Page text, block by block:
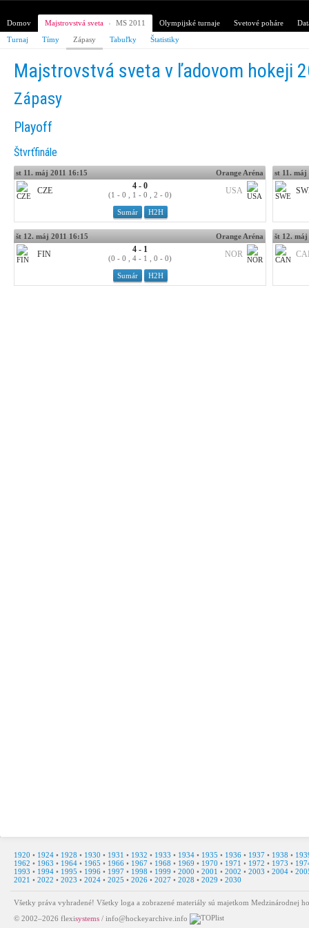
Domov Majstrovstvá sveta › MS 2011 Olympijské turnaje Svetové poháre
Turnaj
Tímy Zápasy Tabuľky Štatistiky
Majstrovstvá sveta v ľadovom hokeji
Zápasy
Playoff
Štvrťfinále
st 11. máj 2011 16:15 Orange Aréna
Sumár H2H
CZE 4 - 0
(1 - 0 , 1 - 0 , 2 - 0) USA
st 11. máj
št 12. máj 2011 16:15 Orange Aréna
Sumár H2H
FIN 4 - 1
(0 - 0 , 4 - 1 , 0 - 0) NOR
št 12. máj
1920 • 1924 • 1928 • 1930 • 1931 • 1932 • 1933 • 1934 • 1935 • 1936 • 1937 • 1938 •
1962 • 1963 • 1964 • 1965 • 1966 • 1967 • 1968 • 1969 • 1970 • 1971 • 1972 • 1973 •
1993 • 1994 • 1995 • 1996 • 1997 • 1998 • 1999 • 2000 • 2001 • 2002 • 2003 • 2004 •
2021 • 2022 • 2023 • 2024 • 2025 • 2026 • 2027 • 2028 • 2029 • 2030
Všetky práva vyhradené! Všetky loga a zobrazené materiály sú majetkom
© 2002–2026 flexisystems / info@hockeyarchive.info